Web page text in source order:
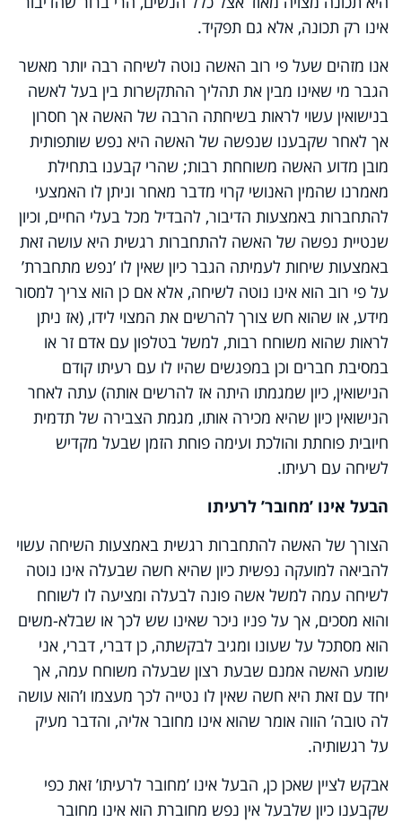
אינו רק תכונה, אלא גם תפקיד.
אנו מזהים שעל פי רוב האשה נוטה לשיחה רבה יותר מאשר
הגבר מי שאינו מבין את תהליך ההתקשרות בין בעל לאשה
בנישואין עשוי לראות בשיחתה הרבה של האשה אך חסרון
אך לאחר שקבענו שנפשה של האשה היא נפש שותפותית
מובן מדוע האשה משוחחת רבות; שהרי קבענו בתחילת
מאמרנו שהמין האנושי קרוי מדבר מאחר וניתן לו האמצעי
להתחברות באמצעות הדיבור, להבדיל מכל בעלי החיים, וכיון
שנטיית נפשה של האשה להתחברות רגשית היא עושה זאת
באמצעות שיחות לעמיתה הגבר כיון שאין לו ’נפש מתחברת’
על פי רוב הוא אינו נוטה לשיחה, אלא אם כן הוא צריך למסור
מידע, או שהוא חש צורך להרשים את המצוי לידו, (אז ניתן
לראות שהוא משוחח רבות, למשל בטלפון עם אדם זר או
במסיבת חברים וכן במפגשים שהיו לו עם רעיתו קודם
הנישואין, כיון שמגמתו היתה אז להרשים אותה) עתה לאחר
הנישואין כיון שהיא מכירה אותו, מגמת הצבירה של תדמית
חיובית פוחתת והולכת ועימה פוחת הזמן שבעל מקדיש
לשיחה עם רעיתו.
הבעל אינו ’מחובר’ לרעיתו
הצורך של האשה להתחברות רגשית באמצעות השיחה עשוי
להביאה למועקה נפשית כיון שהיא חשה שבעלה אינו נוטה
לשיחה עמה למשל אשה פונה לבעלה ומציעה לו לשוחח
והוא מסכים, אך על פניו ניכר שאינו שש לכך או שבלא-משים
הוא מסתכל על שעונו ומגיב לבקשתה, כן דברי, דברי, אני
שומע האשה אמנם שבעת רצון שבעלה משוחח עמה, אך
יחד עם זאת היא חשה שאין לו נטייה לכך מעצמו ו’הוא עושה
לה טובה’ הווה אומר שהוא אינו מחובר אליה, והדבר מעיק
על רגשותיה.
אבקש לציין שאכן כן, הבעל אינו ’מחובר לרעיתו’ זאת כפי
שקבענו כיון שלבעל אין נפש מחוברת הוא אינו מחובר